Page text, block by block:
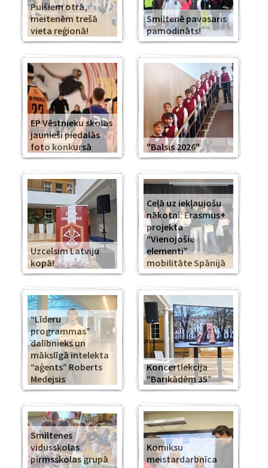
Puišiem otrā,
meitenēm trešā
vieta reģionā!
Smiltenē pavasaris
pamodināts!
EP Vēstnieku skolas
jaunieši piedalās
foto konkursā
"Balsis 2026"
Uzcelsim Latviju
kopā!
Ceļā uz iekļaujošu
nākotni: Erasmus+
projekta
“Vienojošie
elementi”
mobilitāte Spānijā
“Līderu
programmas”
dalībnieks un
mākslīgā intelekta
“aģents” Roberts
Medejsis
Koncertlekcija
“Barikādēm 35”
Smiltenes
vidusskolas
pirmsskolas grupā
Komiksu
meistardarbnīca